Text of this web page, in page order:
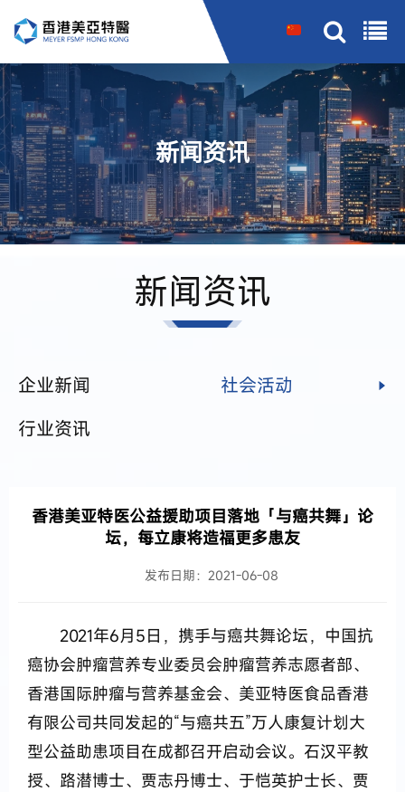
搜索
新闻资讯
新闻资讯
企业新闻
社会活动
行业资讯
香港美亚特医公益援助项目落地「与癌共舞」论
坛，每立康将造福更多患友
发布日期：2021-06-08
2021年6月5日，携手与癌共舞论坛，中国抗
癌协会肿瘤营养专业委员会肿瘤营养志愿者部、
香港国际肿瘤与营养基金会、美亚特医食品香港
有限公司共同发起的“与癌共五”万人康复计划大
型公益助患项目在成都召开启动会议。石汉平教
授、路潜博士、贾志丹博士、于恺英护士长、贾